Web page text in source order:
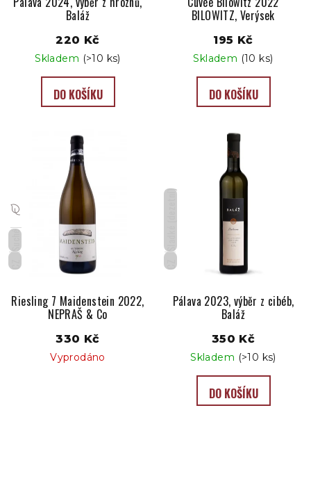
Baláž
220 Kč
Skladem (>10 ks)
DO KOŠÍKU
BILOWITZ, Verýsek
195 Kč
Skladem (10 ks)
DO KOŠÍKU
CZ
Suché
Riesling 7 Maidenstein 2022,
NEPRAŠ & Co
330 Kč
Vyprodáno
CZ
Pálava 2023, výběr z cibéb,
Baláž
350 Kč
Skladem (>10 ks)
DO KOŠÍKU